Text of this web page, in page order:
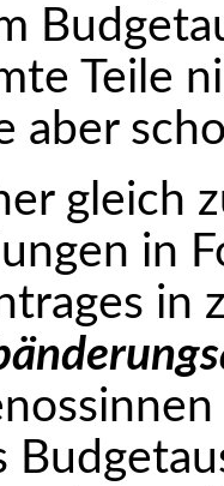
Teile
aber
gleich
in
in